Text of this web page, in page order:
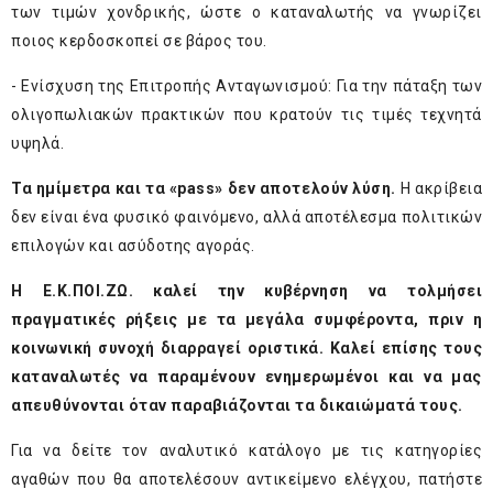
των τιμών χονδρικής, ώστε ο καταναλωτής να γνωρίζει
ποιος κερδοσκοπεί σε βάρος του.
- Ενίσχυση της Επιτροπής Ανταγωνισμού: Για την πάταξη των
ολιγοπωλιακών πρακτικών που κρατούν τις τιμές τεχνητά
υψηλά.
Τα ημίμετρα και τα «pass» δεν αποτελούν λύση. Η ακρίβεια
δεν είναι ένα φυσικό φαινόμενο, αλλά αποτέλεσμα πολιτικών
επιλογών και ασύδοτης αγοράς.
Η Ε.Κ.ΠΟΙ.ΖΩ. καλεί την κυβέρνηση να τολμήσει
πραγματικές ρήξεις με τα μεγάλα συμφέροντα, πριν η
κοινωνική συνοχή διαρραγεί οριστικά. Καλεί επίσης τους
καταναλωτές να παραμένουν ενημερωμένοι και να μας
απευθύνονται όταν παραβιάζονται τα δικαιώματά τους.
Για να δείτε τον αναλυτικό κατάλογο με τις κατηγορίες
αγαθών που θα αποτελέσουν αντικείμενο ελέγχου, πατήστε